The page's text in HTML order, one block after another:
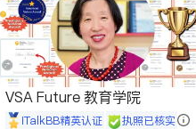
VSA Future 教育学院
iTalkBB精英认证 执照已核实